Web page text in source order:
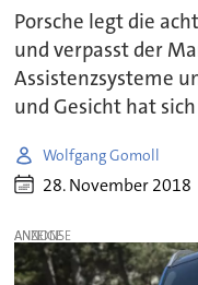
Porsche legt die
und verpasst der
Assistenzsysteme
und Gesicht hat
Wolfgang Gomoll
28. November 2018
ANZEIGE